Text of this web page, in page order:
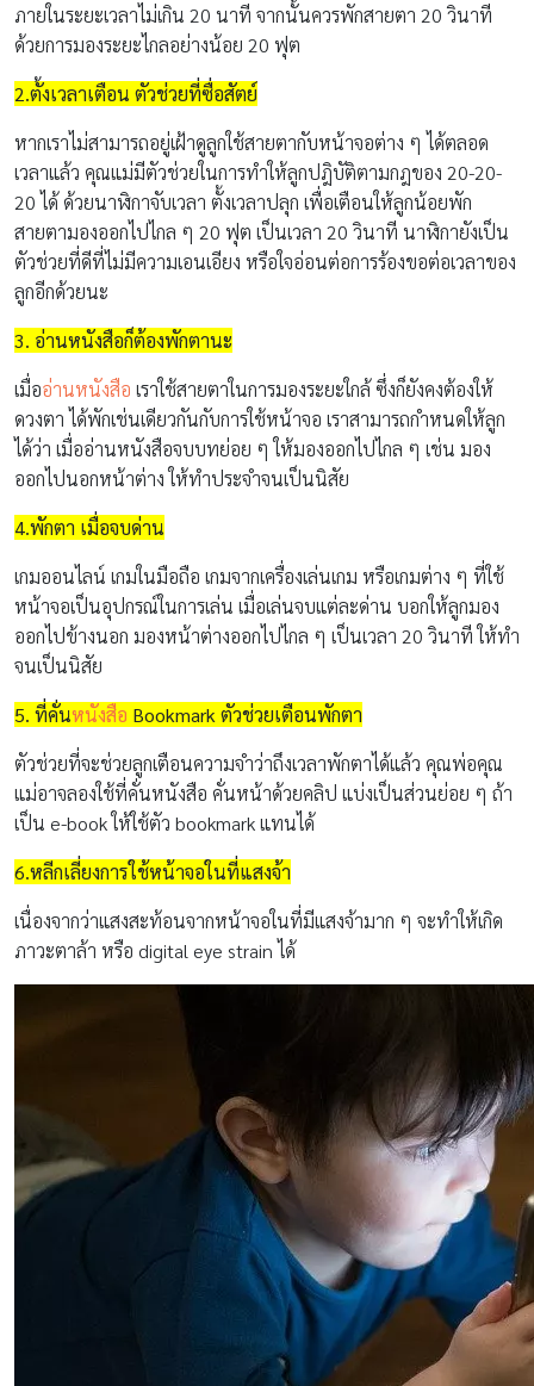
ภายในระยะเวลาไม่เกิน 20 นาที จากนั้นควรพักสายตา 20 วินาที
ด้วยการมองระยะไกลอย่างน้อย 20 ฟุต
2.ตั้งเวลาเตือน ตัวช่วยที่ซื่อสัตย์
หากเราไม่สามารถอยู่เฝ้าดูลูกใช้สายตากับหน้าจอต่าง ๆ ได้ตลอด
เวลาแล้ว คุณแม่มีตัวช่วยในการทำให้ลูกปฎิบัติตามกฎของ 20-20-
20 ได้ ด้วยนาฬิกาจับเวลา ตั้งเวลาปลุก เพื่อเตือนให้ลูกน้อยพัก
สายตามองออกไปไกล ๆ 20 ฟุต เป็นเวลา 20 วินาที นาฬิกายังเป็น
ตัวช่วยที่ดีที่ไม่มีความเอนเอียง หรือใจอ่อนต่อการร้องขอต่อเวลาของ
ลูกอีกด้วยนะ
3. อ่านหนังสือก็ต้องพักตานะ
เมื่ออ่านหนังสือ เราใช้สายตาในการมองระยะใกล้ ซึ่งก็ยังคงต้องให้
ดวงตา ได้พักเช่นเดียวกันกับการใช้หน้าจอ เราสามารถกำหนดให้ลูก
ได้ว่า เมื่ออ่านหนังสือจบบทย่อย ๆ ให้มองออกไปไกล ๆ เช่น มอง
ออกไปนอกหน้าต่าง ให้ทำประจำจนเป็นนิสัย
4.พักตา เมื่อจบด่าน
เกมออนไลน์ เกมในมือถือ เกมจากเครื่องเล่นเกม หรือเกมต่าง ๆ ที่ใช้
หน้าจอเป็นอุปกรณ์ในการเล่น เมื่อเล่นจบแต่ละด่าน บอกให้ลูกมอง
ออกไปข้างนอก มองหน้าต่างออกไปไกล ๆ เป็นเวลา 20 วินาที ให้ทำ
จนเป็นนิสัย
5. ที่คั่นหนังสือ Bookmark ตัวช่วยเตือนพักตา
ตัวช่วยที่จะช่วยลูกเตือนความจำว่าถึงเวลาพักตาได้แล้ว คุณพ่อคุณ
แม่อาจลองใช้ที่คั่นหนังสือ คั่นหน้าด้วยคลิป แบ่งเป็นส่วนย่อย ๆ ถ้า
เป็น e-book ให้ใช้ตัว bookmark แทนได้
6.หลีกเลี่ยงการใช้หน้าจอในที่แสงจ้า
เนื่องจากว่าแสงสะท้อนจากหน้าจอในที่มีแสงจ้ามาก ๆ จะทำให้เกิด
ภาวะตาล้า หรือ digital eye strain ได้